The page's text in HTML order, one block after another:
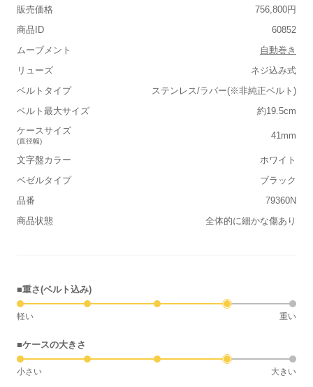
販売価格
756,800円
商品ID
60852
ムーブメント
自動巻き
リューズ
ネジ込み式
ベルトタイプ
ステンレス/ラバー(※非純正ベルト)
ベルト最大サイズ
約19.5cm
ケースサイズ
(直径幅)
41mm
文字盤カラー
ホワイト
ベゼルタイプ
ブラック
品番
79360N
商品状態
全体的に細かな傷あり
■重さ(ベルト込み)
軽い 重い
■ケースの大きさ
小さい 大きい